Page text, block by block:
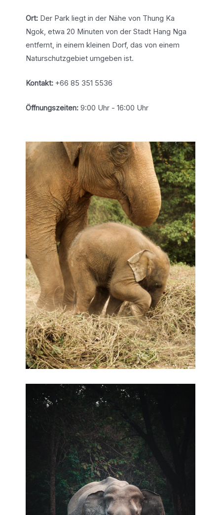
Ort:Der Park liegt in der Nähe von Thung Ka
Ngok, etwa 20 Minuten von der Stadt Hang Nga
entfernt, in einem kleinen Dorf, das von einem
Naturschutzgebiet umgeben ist.
Kontakt:+66 85 351 5536
Öffnungszeiten:9:00 Uhr - 16:00 Uhr